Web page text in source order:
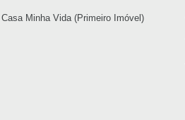
Casa Minha Vida (Primeiro Imóvel)